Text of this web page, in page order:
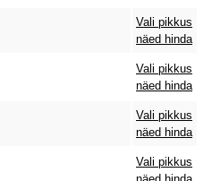
Vali pikkus
näed hinda
Vali pikkus
näed hinda
Vali pikkus
näed hinda
Vali pikkus